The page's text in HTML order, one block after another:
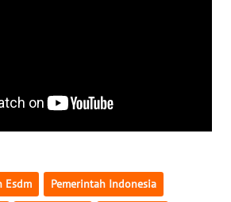
Esdm Pemerintah Indonesia